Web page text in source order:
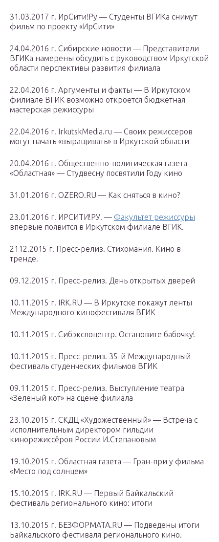
31.03.2017 г. ИрСити!Ру — Cтуденты ВГИКа снимут
фильм по проекту «ИрСити»
24.04.2016 г. Сибирские новости — Представители
ВГИКа намерены обсудить с руководством Иркутской
области перспективы развития филиала
22.04.2016 г. Аргументы и факты — В Иркутском
филиале ВГИК возможно откроется бюджетная
мастерская режиссуры
22.04.2016 г. IrkutskMedia.ru — Своих режиссеров
могут начать «выращивать» в Иркутской области
20.04.2016 г. Общественно-политическая газета
«Областная» — Студвесну посвятили Году кино
31.01.2016 г. OZERO.RU — Как сняться в кино?
23.01.2016 г. ИРСИТИ!РУ. — Факультет режиссуры
впервые появится в Иркутском филиале ВГИК.​
2112.2015 г. Пресс-релиз. Стихомания. Кино в
тренде.
09.12.2015 г. Пресс-релиз. День открытых дверей
10.11.2015 г. IRK.RU — В Иркутске покажут ленты
Международного кинофестиваля ВГИК
10.11.2015 г. Сибэкспоцентр. Остановите бабочку!
10.11.2015 г. Пресс-релиз. 35-й Международный
фестиваль студенческих фильмов ВГИК
09.11.2015 г. Пресс-релиз. Выступление театра
«Зеленый кот» на сцене филиала
23.10.2015 г. СКДЦ «Художественный» — Встреча с
исполнительным директором гильдии
кинорежиссёров России И.Степановым
19.10.2015 г. Областная газета — Гран-при у фильма
«Место под солнцем»
15.10.2015 г. IRK.RU — Первый Байкальский
фестиваль регионального кино: итоги
13.10.2015 г. БЕЗФОРМАТА.RU — Подведены итоги
Байкальского фестиваля регионального кино.